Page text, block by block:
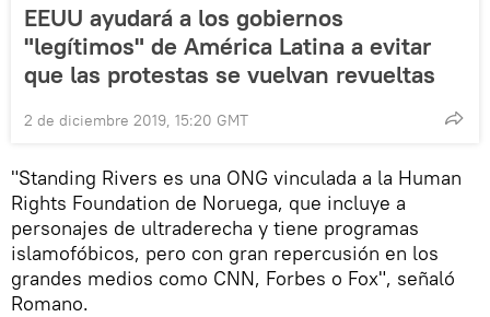
EEUU ayudará a los gobiernos
"legítimos" de América Latina a evitar
que las protestas se vuelvan revueltas
2 de diciembre 2019, 15:20 GMT
"Standing Rivers es una ONG vinculada a la Human
Rights Foundation de Noruega, que incluye a
personajes de ultraderecha y tiene programas
islamofóbicos, pero con gran repercusión en los
grandes medios como CNN, Forbes o Fox", señaló
Romano.